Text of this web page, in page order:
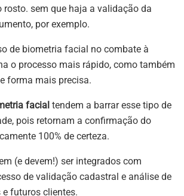
sem que haja a validação da
por exemplo.
de biometria facial no combate à
o processo mais rápido, como também
forma mais precisa.
facial tendem a barrar esse tipo de
pois retornam a confirmação do
100% de certeza.
(e devem!) ser integrados com
de validação cadastral e análise de
futuros clientes.